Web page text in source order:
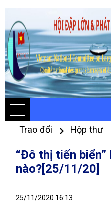
Trao đổi Hộp thư
“Đô thị tiến
nào?[25/11/20]
25/11/2020 16:13